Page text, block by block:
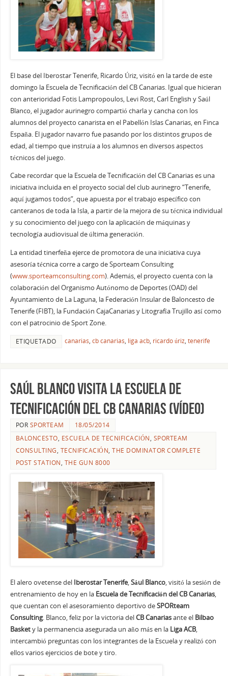
El base del Iberostar Tenerife, Ricardo Úriz, visitó en la tarde de este
domingo la Escuela de Tecnificación del CB Canarias. Igual que hicieran
con anterioridad Fotis Lampropoulos, Levi Rost, Carl English y Saúl
Blanco, el jugador aurinegro compartió charla y cancha con los
alumnos del proyecto canarista en el Pabellón Islas Canarias, en Finca
España. El jugador navarro fue pasando por los distintos grupos de
edad, al tiempo que instruía a los alumnos en diversos aspectos
técnicos del juego.
Cabe recordar que la Escuela de Tecnificación del CB Canarias es una
iniciativa incluida en el proyecto social del club aurinegro “Tenerife,
aquí jugamos todos”, que apuesta por el trabajo específico con
canteranos de toda la Isla, a partir de la mejora de su técnica individual
y su conocimiento del juego con la aplicación de máquinas y
tecnología audiovisual de última generación.
La entidad tinerfeña ejerce de promotora de una iniciativa cuya
asesoría técnica corre a cargo de Sporteam Consulting
(www.sporteamconsulting.com). Además, el proyecto cuenta con la
colaboración del Organismo Autónomo de Deportes (OAD) del
Ayuntamiento de La Laguna, la Federación Insular de Baloncesto de
Tenerife (FIBT), la Fundación CajaCanarias y Litografía Trujillo así como
con el patrocinio de Sport Zone.
ETIQUETADO canarias, cb canarias, liga acb, ricardo úriz, tenerife
Saúl Blanco visita la Escuela de
Tecnificación del CB Canarias (vídeo)
POR SPORTEAM
18/05/2014
BALONCESTO, ESCUELA DE TECNIFICACIÓN, SPORTEAM
CONSULTING, TECNIFICACIÓN,THE DOMINATOR COMPLETE
POST STATION, THE GUN 8000
El alero ovetense delIberostar Tenerife,Sául Blanco, visitó la sesión de
entrenamiento de hoy en la Escuela de Tecnificación del CB Canarias,
que cuentan con el asesoramiento deportivo deSPORteam
Consulting. Blanco, feliz por la victoria delCB Canariasante el Bilbao
Baskety la permanencia asegurada un año más en la Liga ACB,
intercambió preguntas con los integrantes de la Escuela y realizó con
ellos varios ejercicios de bote y tiro.